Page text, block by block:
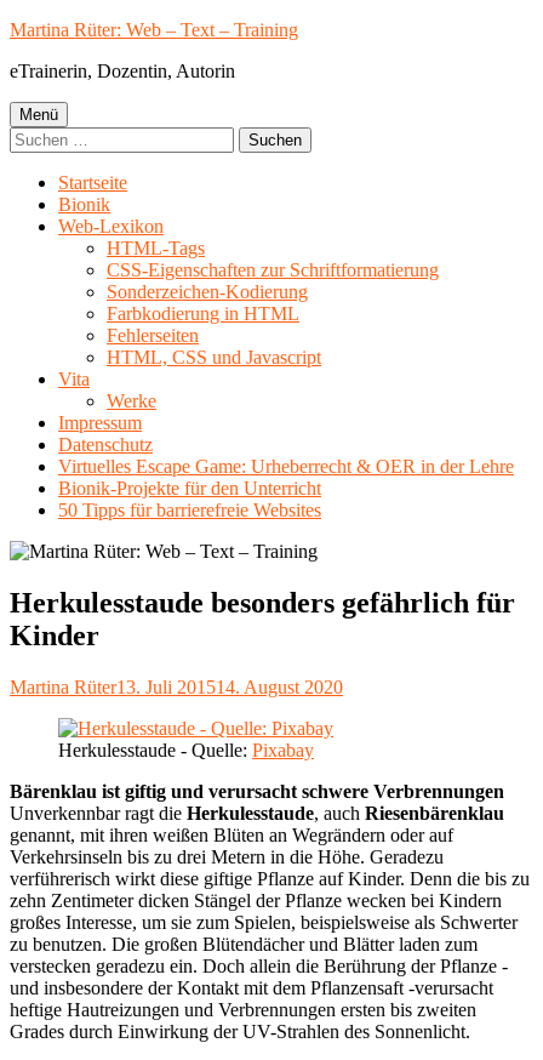
Springe
Inhalt
Martina Rüter: Web – Text – Training
eTrainerin, Dozentin, Autorin
Primäres
Menü
Menü
Suchen
nach:
Startseite
Bionik
Web-Lexikon
HTML-Tags
CSS-Eigenschaften zur Schriftformatierung
Sonderzeichen-Kodierung
Farbkodierung in HTML
Fehlerseiten
HTML, CSS und Javascript
Vita
Werke
Impressum
Datenschutz
Virtuelles Escape Game: Urheberrecht & OER in der Lehre
Bionik-Projekte für den Unterricht
50 Tipps für barrierefreie Websites
Herkulesstaude besonders gefährlich für
Kinder
Autor
Martina RüterVeröffentlicht
13. Juli 201514. August 2020
Herkulesstaude - Quelle: Pixabay
Bärenklau ist giftig und verursacht schwere Verbrennungen
Unverkennbar ragt die Herkulesstaude, auch Riesenbärenklau
genannt, mit ihren weißen Blüten an Wegrändern oder auf
Verkehrsinseln bis zu drei Metern in die Höhe. Geradezu
verführerisch wirkt diese giftige Pflanze auf Kinder. Denn die bis zu
zehn Zentimeter dicken Stängel der Pflanze wecken bei Kindern
großes Interesse, um sie zum Spielen, beispielsweise als Schwerter
zu benutzen. Die großen Blütendächer und Blätter laden zum
verstecken geradezu ein. Doch allein die Berührung der Pflanze -
und insbesondere der Kontakt mit dem Pflanzensaft -verursacht
heftige Hautreizungen und Verbrennungen ersten bis zweiten
Grades durch Einwirkung der UV-Strahlen des Sonnenlicht.